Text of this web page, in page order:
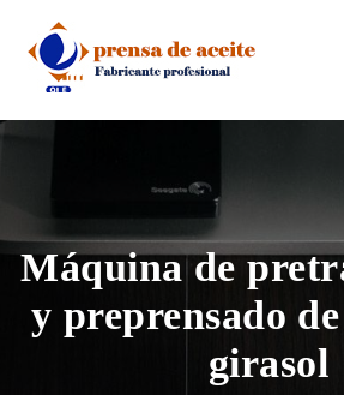
content
Máquina de
y preprensado
girasol